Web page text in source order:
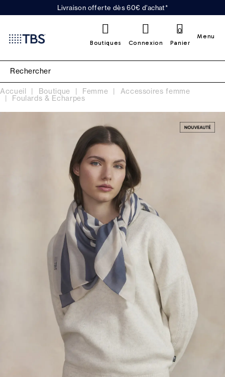
Livraison offerte dès 60€ d'achat*
Boutiques Connexion Panier
0
Menu
Accueil Boutique Femme Accessoires femme
Foulards & Echarpes